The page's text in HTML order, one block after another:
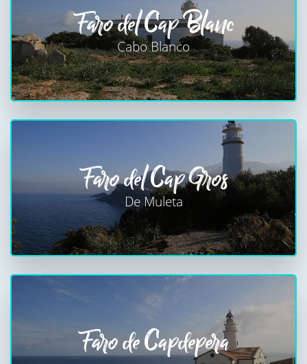
Faro del Cap Blanc
Cabo Blanco
Faro del Cap Gros
De Muleta
Faro de Capdepera